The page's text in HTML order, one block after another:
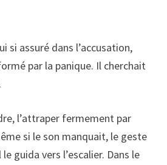
si assuré dans l’accusation,
par la panique. Il cherchait
l’attraper fermement par
si le son manquait, le geste
le guida vers l’escalier. Dans le